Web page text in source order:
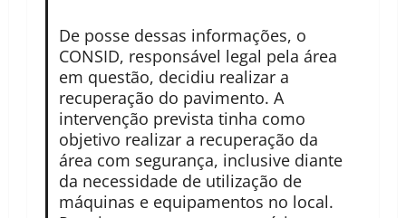
De posse dessas informações, o
CONSID, responsável legal pela área
em questão, decidiu realizar a
recuperação do pavimento. A
intervenção prevista tinha como
objetivo realizar a recuperação da
área com segurança, inclusive diante
da necessidade de utilização de
máquinas e equipamentos no local.